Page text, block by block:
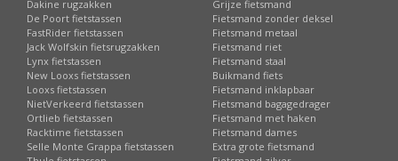
Dakine rugzakken
De Poort fietstassen
FastRider fietstassen
Jack Wolfskin fietsrugzakken
Lynx fietstassen
New Looxs fietstassen
Looxs fietstassen
NietVerkeerd fietstassen
Ortlieb fietstassen
Racktime fietstassen
Selle Monte Grappa fietstassen
Grijze fietsmand
Fietsmand zonder deksel
Fietsmand metaal
Fietsmand riet
Fietsmand staal
Buikmand fiets
Fietsmand inklapbaar
Fietsmand bagagedrager
Fietsmand met haken
Fietsmand dames
Extra grote fietsmand